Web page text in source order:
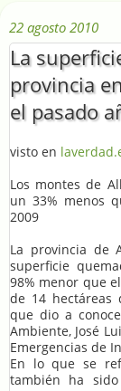
22 agosto 2010
La
provincia
el pasado
visto en
Los montes de
un 33% menos
2009
La provincia de
superficie
98% menor que
de 14 hectáreas
que dio a
Ambiente, José
Emergencias de
En lo que se
también ha